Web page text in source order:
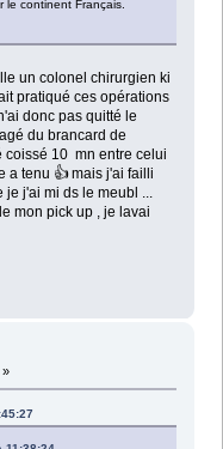
continent Français.
un colonel chirurgien ki
pratiqué ces opérations
donc pas quitté le
du brancard de
coissé 10 mn entre celui
a tenu 👍 mais j'ai failli
j'ai mi ds le meubl ...
mon pick up , je lavai
»